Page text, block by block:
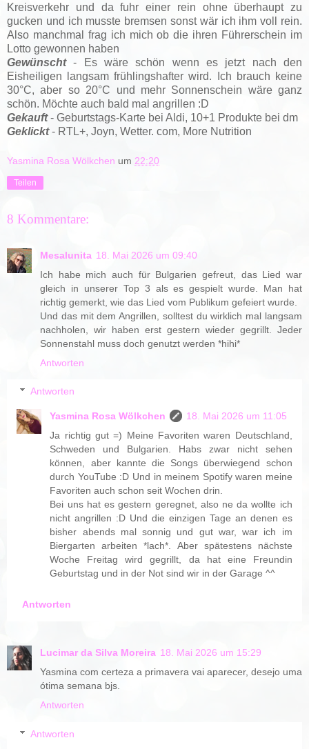
Kreisverkehr und da fuhr einer rein ohne überhaupt zu
gucken und ich musste bremsen sonst wär ich ihm voll rein.
Also manchmal frag ich mich ob die ihren Führerschein im
Lotto gewonnen haben
Gewünscht- Es wäre schön wenn es jetzt nach den
Eisheiligen langsam frühlingshafter wird. Ich brauch keine
30°C, aber so 20°C und mehr Sonnenschein wäre ganz
schön. Möchte auch bald mal angrillen :D
Gekauft- Geburtstags-Karte bei Aldi, 10+1 Produkte bei dm
Geklickt- RTL+, Joyn, Wetter. com, More Nutrition
Yasmina Rosa Wölkchen um 22:20
Teilen
8 Kommentare:
Mesalunita 18. Mai 2026 um 09:40
Ich habe mich auch für Bulgarien gefreut, das Lied war
gleich in unserer Top 3 als es gespielt wurde. Man hat
richtig gemerkt, wie das Lied vom Publikum gefeiert wurde.
Und das mit dem Angrillen, solltest du wirklich mal langsam
nachholen, wir haben erst gestern wieder gegrillt. Jeder
Sonnenstahl muss doch genutzt werden *hihi*
Antworten
Antworten
Yasmina Rosa Wölkchen
18. Mai 2026 um 11:05
Ja richtig gut =) Meine Favoriten waren Deutschland,
Schweden und Bulgarien. Habs zwar nicht sehen
können, aber kannte die Songs überwiegend schon
durch YouTube :D Und in meinem Spotify waren meine
Favoriten auch schon seit Wochen drin.
Bei uns hat es gestern geregnet, also ne da wollte ich
nicht angrillen :D Und die einzigen Tage an denen es
bisher abends mal sonnig und gut war, war ich im
Biergarten arbeiten *lach*. Aber spätestens nächste
Woche Freitag wird gegrillt, da hat eine Freundin
Geburtstag und in der Not sind wir in der Garage ^^
Antworten
Lucimar da Silva Moreira 18. Mai 2026 um 15:29
Yasmina com certeza a primavera vai aparecer, desejo uma
ótima semana bjs.
Antworten
Antworten